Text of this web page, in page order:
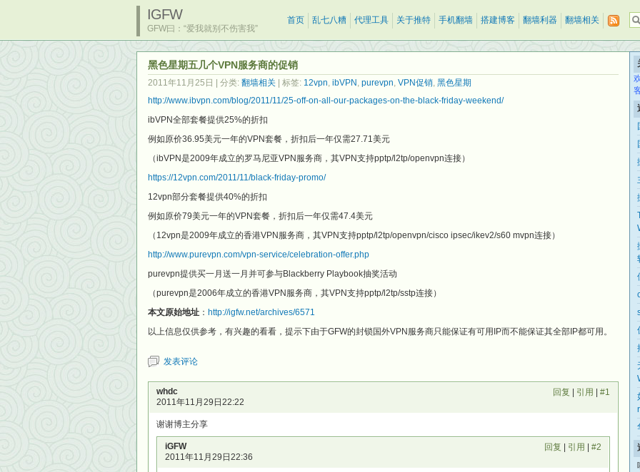
IGFW
GFW曰：“爱我就别不伤害我”
首页 乱七八糟 代理工具 关于推特 手机翻墙 搭建博客 翻墙利器 翻墙相关
黑色星期五几个VPN服务商的促销
2011年11月25日 | 分类: 翻墙相关 | 标签: 12vpn, ibVPN , purevpn, VPN促销, 黑色星期
http://www.ibvpn.com/blog/2011/11/25-off-on-all-our-packages-on-the-black-friday-weekend/
ibVPN全部套餐提供25%的折扣
例如原价36.95美元一年的VPN套餐，折扣后一年仅需27.71美元
（ibVPN是2009年成立的罗马尼亚VPN服务商，其VPN支持pptp/l2tp/openvpn连接）
https://12vpn.com/2011/11/black-friday-promo/
12vpn部分套餐提供40%的折扣
例如原价79美元一年的VPN套餐，折扣后一年仅需47.4美元
（12vpn是2009年成立的香港VPN服务商，其VPN支持pptp/l2tp/openvpn/cisco ipsec/ikev2/s60 mvpn连接）
http://www.purevpn.com/vpn-service/celebration-offer.php
purevpn提供买一月送一月并可参与Blackberry Playbook抽奖活动
（purevpn是2006年成立的香港VPN服务商，其VPN支持pptp/l2tp/sstp连接）
本文原始地址 ： http://igfw.net/archives/6571
以上信息仅供参考，有兴趣的看看，提示下由于GFW的封锁国外VPN服务商只能保证有可用IP而不能保证其全部IP都可用。
发表评论
whdc
2011年11月29日22:22
回复 引用 #1
谢谢博主分享
iGFW
2011年11月29日22:36
回复 引用 #2